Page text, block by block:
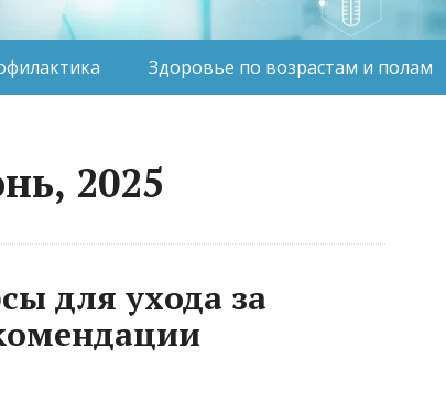
Здоровье по возрастам и полам
2025
для ухода за